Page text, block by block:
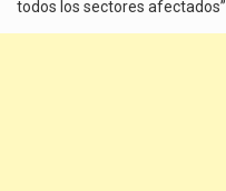
todos los sectores afectados”.